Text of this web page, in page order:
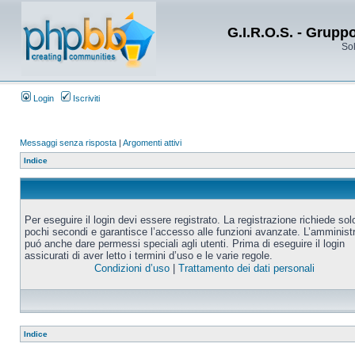
G.I.R.O.S. -
Login Iscriviti
Messaggi senza risposta | Argomenti attivi
Indice
Per eseguire il login devi essere registrato. La registrazione richiede
pochi secondi e garantisce l’accesso alle funzioni avanzate.
puó anche dare permessi speciali agli utenti. Prima di eseguire il login
assicurati di aver letto i termini d’uso e le varie regole.
Condizioni d’uso| Trattamento dei dati personali
Indice